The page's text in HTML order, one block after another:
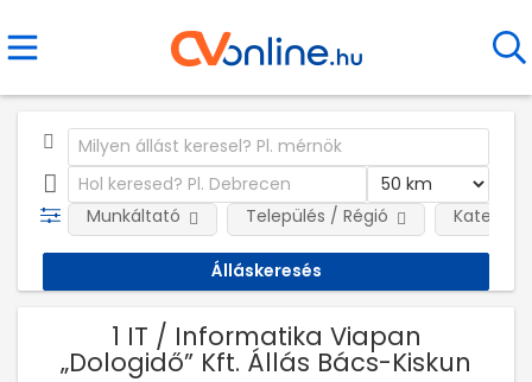
Munkáltató Település / Régió
1 IT / Informatika Viapan
„Dologidő” Kft. Állás Bács-Kiskun